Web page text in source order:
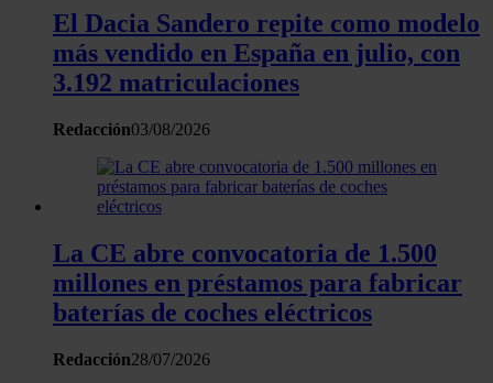
El Dacia Sandero repite como modelo
más vendido en España en julio, con
3.192 matriculaciones
Redacción03/08/2026
La CE abre convocatoria de 1.500
millones en préstamos para fabricar
baterías de coches eléctricos
Redacción28/07/2026